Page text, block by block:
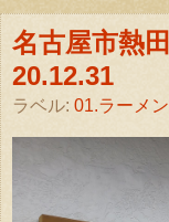
名古屋市熱
20.12.31
ラベル: 01.ラーメ